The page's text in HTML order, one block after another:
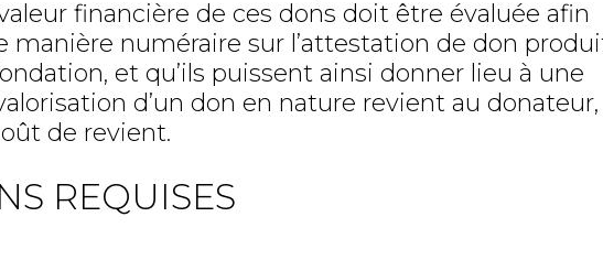
financière de ces dons doit être évaluée afin
manière numéraire sur l’attestation de don
et qu’ils puissent ainsi donner lieu à une
d’un don en nature revient au donateur,
de revient.
REQUISES